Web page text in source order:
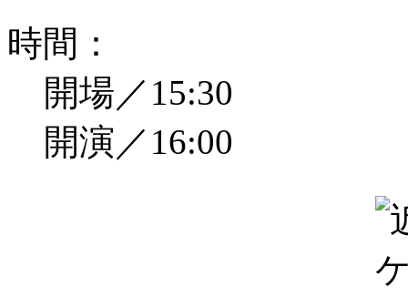
時間：
開場／15:30
開演／16:00